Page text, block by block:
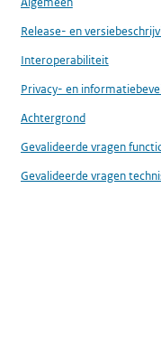
Release- en
Interoperabiliteit
Privacy- en
Achtergrond
Gevalideerde vragen
Gevalideerde vragen